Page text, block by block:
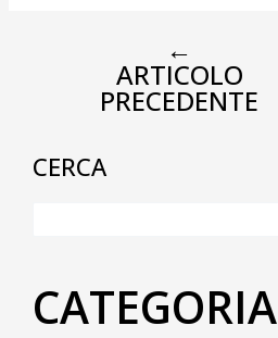
←
ARTICOLO
PRECEDENTE
CERCA
CATEGORIA